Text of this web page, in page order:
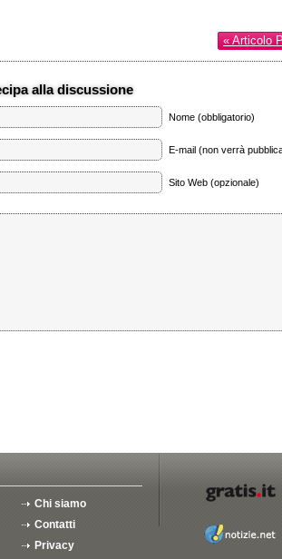
« Articolo
alla discussione
Nome (obbligatorio)
E-mail (non verrà
Sito Web (opzionale)
Chi siamo
Contatti
Privacy